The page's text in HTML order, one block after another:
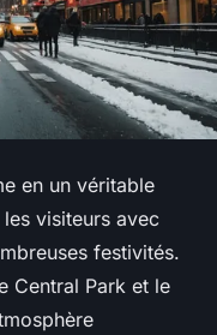
en un véritable
visiteurs avec
festivités.
Central Park et le